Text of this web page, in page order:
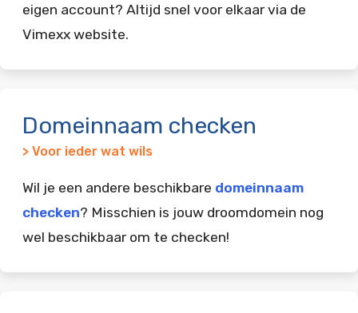
eigen account? Altijd snel voor elkaar via de
Vimexx website.
Domeinnaam checken
> Voor ieder wat wils
Wil je een andere beschikbare domeinnaam
checken? Misschien is jouw droomdomein nog
wel beschikbaar om te checken!